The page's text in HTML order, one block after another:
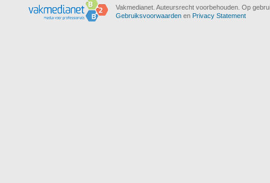
Vakmedianet. Auteursrecht voorbehouden. Op
Gebruiksvoorwaarden en Privacy Statement